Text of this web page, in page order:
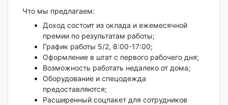
Что мы предлагаем:
Доход состоит из оклада и ежемесячной
премии по результатам работы;
График работы 5/2, 8:00-17:00;
Оформление в штат с первого рабочего дня;
Возможность работать недалеко от дома;
Оборудование и спецодежда
предоставляются;
Расширенный соцпакет для сотрудников